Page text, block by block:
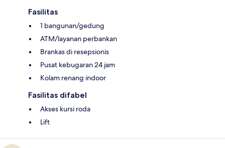
Fasilitas
1 bangunan/gedung
ATM/layanan perbankan
Brankas di resepsionis
Pusat kebugaran 24 jam
Kolam renang indoor
Fasilitas difabel
Akses kursi roda
Lift